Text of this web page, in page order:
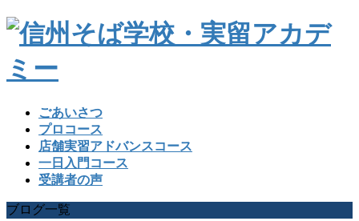
ごあいさつ
プロコース
店舗実習アドバンスコース
一日入門コース
受講者の声
ブログ一覧